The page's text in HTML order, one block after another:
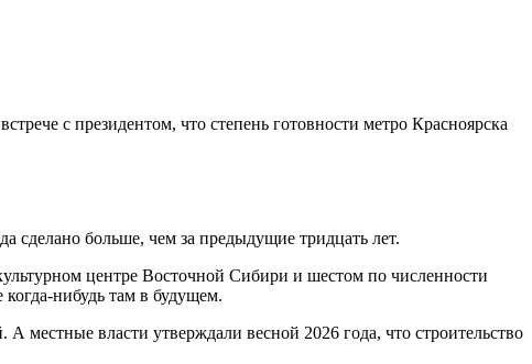
с президентом, что степень готовности метро Красноярска
сделано больше, чем за предыдущие тридцать лет.
центре Восточной Сибири и шестом по численности
нибудь там в будущем.
местные власти утверждали весной 2026 года, что строительство